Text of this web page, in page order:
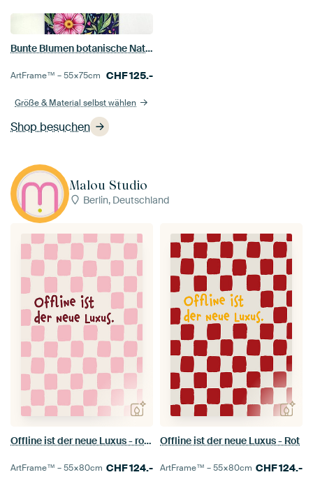
Shop besuchen
Bunte Blumen botanische Naturillustration
ArtFrame™ –55×75cm CHF125.-
Größe & Material selbst wählen
Malou Studio
Berlin, Deutschland
Offline ist der neue Luxus - rosa
ArtFrame™ –55×80cm CHF124.-
Offline ist der neue Luxus - Rot
ArtFrame™ –55×80cm CHF124.-